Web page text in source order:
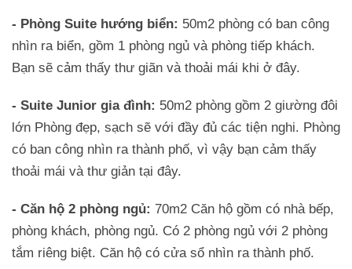
- Phòng Suite hướng biển: 50m2 phòng có ban công
nhìn ra biển, gồm 1 phòng ngủ và phòng tiếp khách.
Bạn sẽ cảm thấy thư giãn và thoải mái khi ở đây.
- Suite Junior gia đình: 50m2 phòng gồm 2 giường đôi
lớn Phòng đẹp, sạch sẽ với đầy đủ các tiện nghi. Phòng
có ban công nhìn ra thành phố, vì vậy bạn cảm thấy
thoải mái và thư giản tại đây.
- Căn hộ 2 phòng ngủ: 70m2 Căn hộ gồm có nhà bếp,
phòng khách, phòng ngủ. Có 2 phòng ngủ với 2 phòng
tắm riêng biệt. Căn hộ có cửa sổ nhìn ra thành phố.